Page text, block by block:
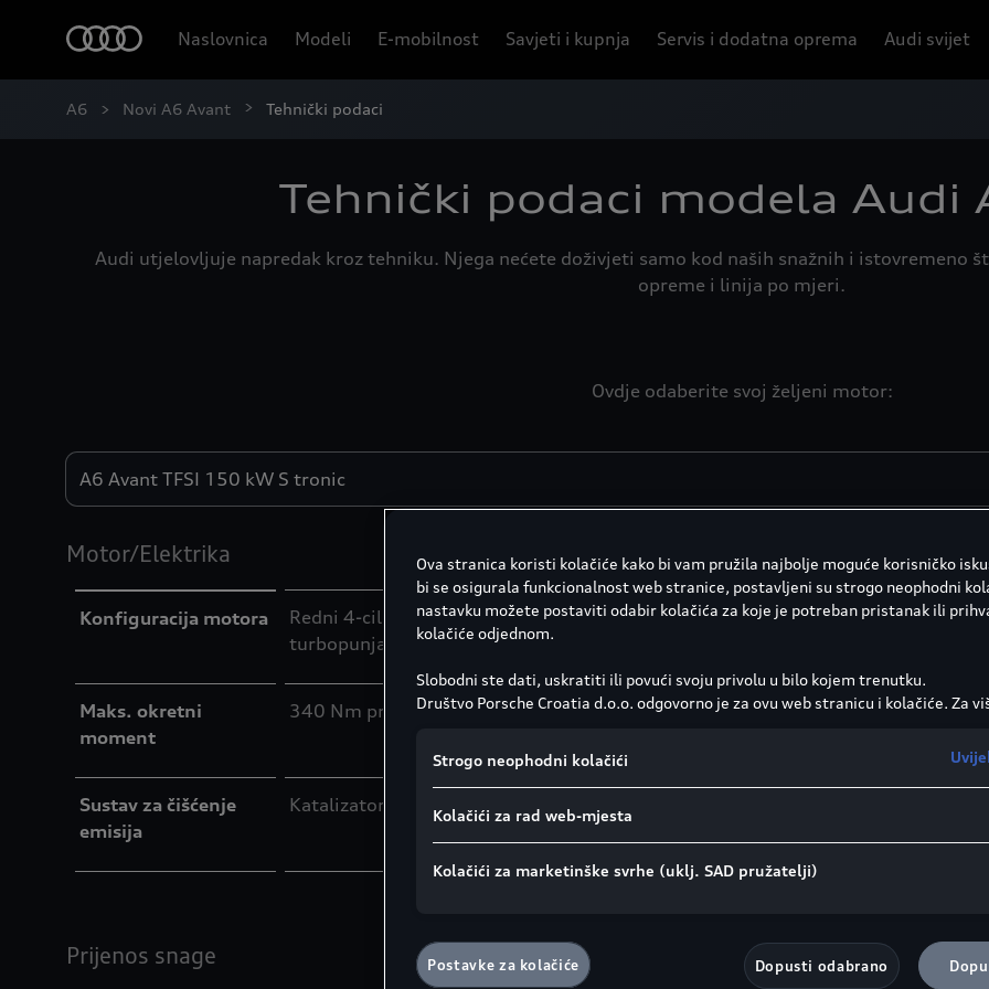
Naslovnica Modeli E-mobilnost Savjeti i kupnja Servis i dodatna oprema Audi svijet
A6 Novi A6 Avant Tehnički podaci
Tehnički podaci modela Audi
Audi utjelovljuje napredak kroz tehniku. Njega nećete doživjeti samo kod naših snažnih i istovremeno
opreme i linija po mjeri.
Ovdje odaberite svoj željeni motor:
Engines
Motor/Elektrika
Konfiguracija motora
Redni 4-cilindrični benzinski motor s izravnim ubrizgavanjem, regulacijom
turbopunjačem na ispušne plinove
Maks. okretni
moment
340 Nm pri 2000 - 4000 min
Sustav za čišćenje
emisija
Katalizator, lambda sonda, benzinski filtar za čestice
Prijenos snage
Ova stranica koristi kolačiće kako bi vam pružila najbolje moguće korisničko
bi se osigurala funkcionalnost web stranice, postavljeni su strogo neophodni
nastavku možete postaviti odabir kolačića za koje je potreban pristanak ili
kolačiće odjednom.
Slobodni ste dati, uskratiti ili povući svoju privolu u bilo kojem trenutku.
Društvo Porsche Croatia d.o.o. odgovorno je za ovu web stranicu i kolačiće. Za
Napomena o prijenosu podataka u skladu s člankom 49. stavkom 1. točkom
kolačić. Ne može se isključiti da će Google Ireland, kao naš ugovorni partner,
osobne podatke u SAD (posebno tamošnjem Google LLC-u). Ako dopustite
kolačića u marketinške svrhe ili kolačića izvedbe i za pružatelje usluga iz SAD-a,
također pristajete na prijenos osobnih podataka sadržanih u odgovarajućim
dnu web stranice.
Strogo neophodni kolačići
Kolačići za rad web-mjesta
Kolačići za marketinške svrhe (uklj. SAD pružatelji)
Postavke za kolačiće Dopusti odabrano